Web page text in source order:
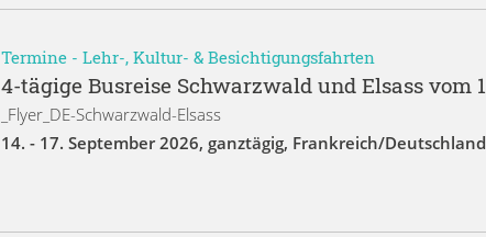
Termine -Lehr-, Kultur- & Besichtigungsfahrten
4-tägige Busreise Schwarzwald und Elsass vom
_Flyer_DE-Schwarzwald-Elsass
14. - 17. September 2026,ganztägig, Frankreich/Deutschland